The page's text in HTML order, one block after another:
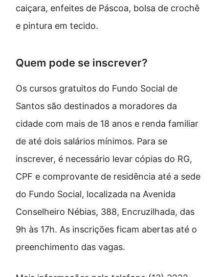
caiçara, enfeites de Páscoa, bolsa de crochê
e pintura em tecido.
Quem pode se inscrever?
Os cursos gratuitos do Fundo Social de
Santos são destinados a moradores da
cidade com mais de 18 anos e renda familiar
de até dois salários mínimos. Para se
inscrever, é necessário levar cópias do RG,
CPF e comprovante de residência até a sede
do Fundo Social, localizada na Avenida
Conselheiro Nébias, 388, Encruzilhada, das
9h às 17h. As inscrições ficam abertas até o
preenchimento das vagas.